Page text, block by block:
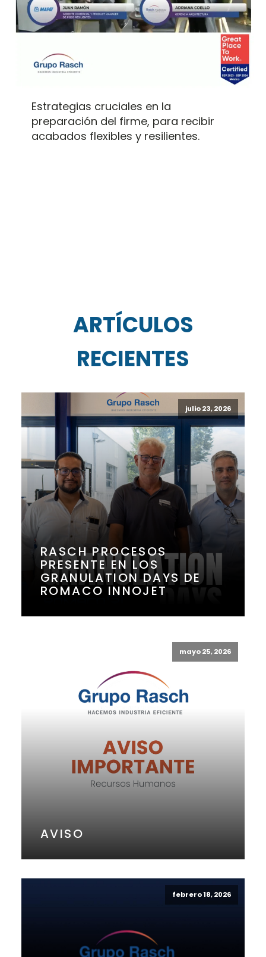
Estrategias cruciales en la
preparación del firme, para recibir
acabados flexibles y resilientes.
ARTÍCULOS
RECIENTES
julio 23, 2026
RASCH PROCESOS
PRESENTE EN LOS
GRANULATION DAYS DE
ROMACO INNOJET
mayo 25, 2026
AVISO
febrero 18, 2026